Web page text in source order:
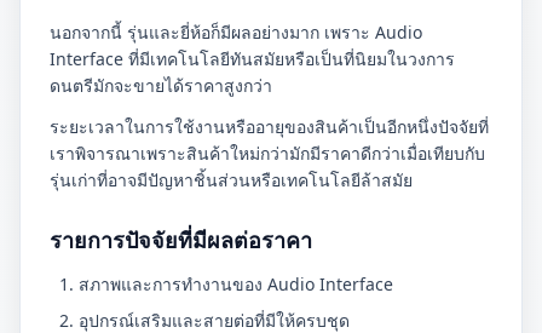
นอกจากนี้ รุ่นและยี่ห้อก็มีผลอย่างมาก เพราะ Audio
Interface ที่มีเทคโนโลยีทันสมัยหรือเป็นที่นิยมในวงการ
ดนตรีมักจะขายได้ราคาสูงกว่า
ระยะเวลาในการใช้งานหรืออายุของสินค้าเป็นอีกหนึ่งปัจจัยที่
เราพิจารณาเพราะสินค้าใหม่กว่ามักมีราคาดีกว่าเมื่อเทียบกับ
รุ่นเก่าที่อาจมีปัญหาชิ้นส่วนหรือเทคโนโลยีล้าสมัย
รายการปัจจัยที่มีผลต่อราคา
สภาพและการทำงานของ Audio Interface
อุปกรณ์เสริมและสายต่อที่มีให้ครบชุด